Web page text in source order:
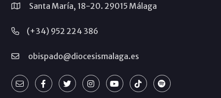
Santa María, 18-20. 29015 Málaga
(+34) 952 224 386
obispado@diocesismalaga.es